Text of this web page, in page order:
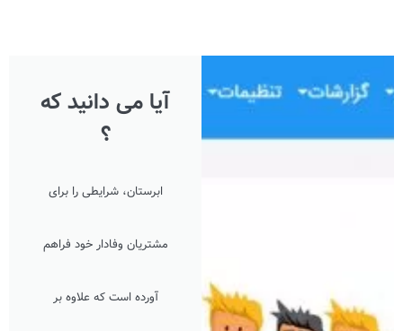
آیا می دانید که
؟
ابرستان، شرایطی را برای
مشتریان وفادار خود فراهم
آورده است که علاوه بر